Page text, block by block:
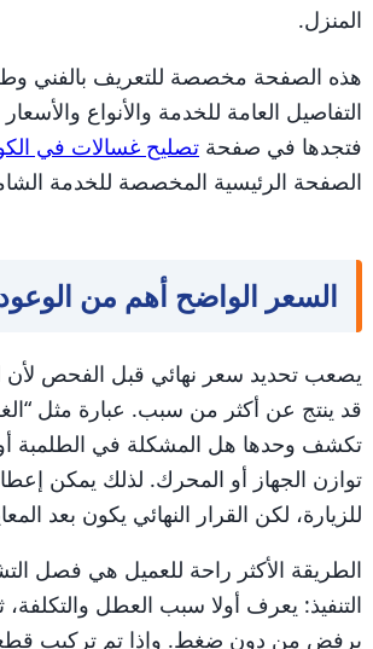
المنزل.
هذه الصفحة مخصصة للتعريف بالفني
التفاصيل العامة للخدمة والأنواع
فتجدها في صفحة تصليح غسالات في
الصفحة الرئيسية المخصصة للخدمة
السعر الواضح أهم من
يصعب تحديد سعر نهائي قبل الفحص لأن
قد ينتج عن أكثر من سبب. عبارة مثل
تكشف وحدها هل المشكلة في الطلمبة
توازن الجهاز أو المحرك. لذلك يمكن
للزيارة، لكن القرار النهائي يكون بعد
الطريقة الأكثر راحة للعميل هي فصل
التنفيذ: يعرف أولا سبب العطل والتكلفة،
يرفض من دون ضغط. وإذا تم تركيب